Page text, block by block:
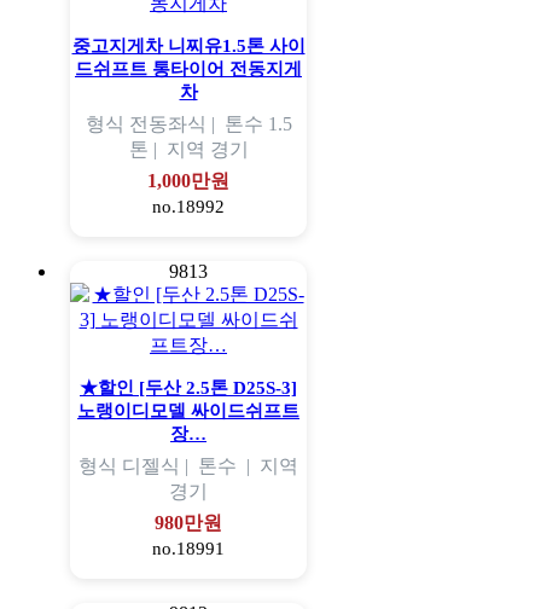
중고지게차 니찌유1.5톤 사이
드쉬프트 통타이어 전동지게
차
형식 전동좌식 | 톤수 1.5
톤 | 지역 경기
1,000만원
no.18992
9813
★할인 [두산 2.5톤 D25S-3]
노랭이디모델 싸이드쉬프트
장…
형식 디젤식 | 톤수 | 지역
경기
980만원
no.18991